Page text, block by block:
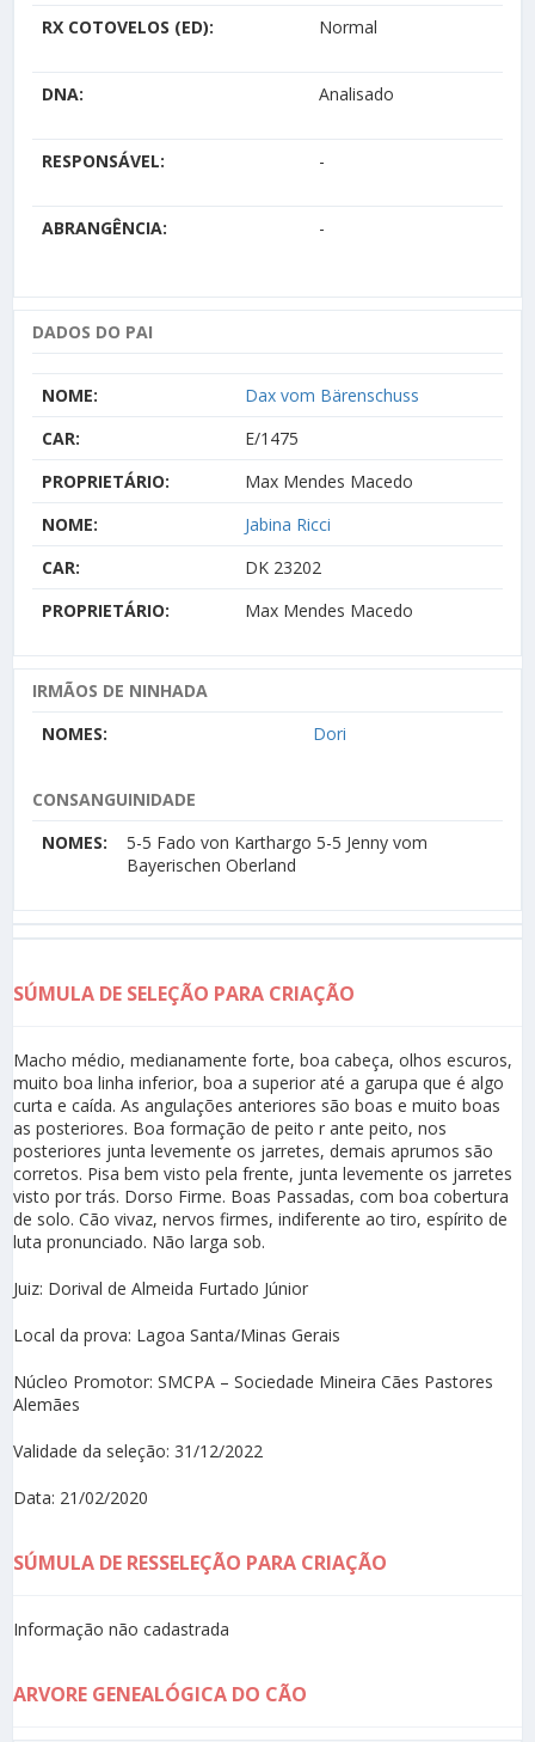
RX COTOVELOS (ED): Normal
DNA: Analisado
RESPONSÁVEL: -
ABRANGÊNCIA: -
DADOS DO PAI
NOME:
Dax vom Bärenschuss
CAR:
E/1475
PROPRIETÁRIO:
Max Mendes Macedo
NOME:
Jabina Ricci
CAR:
DK 23202
PROPRIETÁRIO:
Max Mendes Macedo
IRMÃOS DE NINHADA
NOMES:
Dori
CONSANGUINIDADE
NOMES:
5-5 Fado von Karthargo 5-5 Jenny vom
Bayerischen Oberland
SÚMULA DE SELEÇÃO PARA CRIAÇÃO
Macho médio, medianamente forte, boa cabeça, olhos escuros,
muito boa linha inferior, boa a superior até a garupa que é algo
curta e caída. As angulações anteriores são boas e muito boas
as posteriores. Boa formação de peito r ante peito, nos
posteriores junta levemente os jarretes, demais aprumos são
corretos. Pisa bem visto pela frente, junta levemente os jarretes
visto por trás. Dorso Firme. Boas Passadas, com boa cobertura
de solo. Cão vivaz, nervos firmes, indiferente ao tiro, espírito de
luta pronunciado. Não larga sob.
Juiz: Dorival de Almeida Furtado Júnior
Local da prova: Lagoa Santa/Minas Gerais
Núcleo Promotor: SMCPA – Sociedade Mineira Cães Pastores
Alemães
Validade da seleção: 31/12/2022
Data: 21/02/2020
SÚMULA DE RESSELEÇÃO PARA CRIAÇÃO
Informação não cadastrada
ARVORE GENEALÓGICA DO CÃO